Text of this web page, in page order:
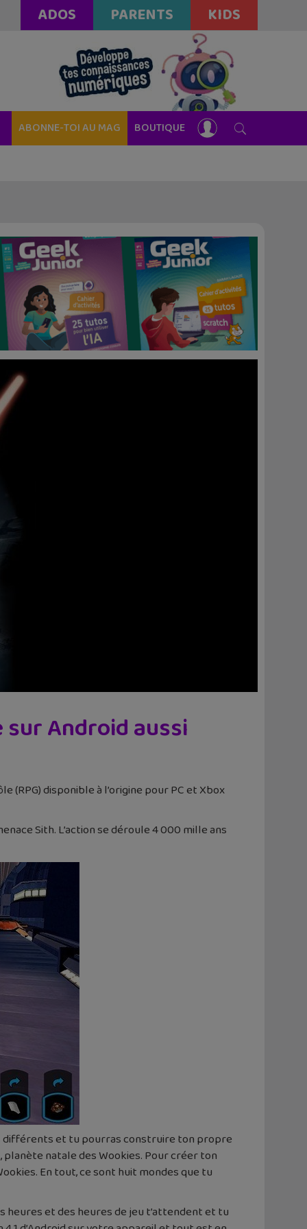
ADOS PARENTS KIDS
ABONNE-TOI AU MAG BOUTIQUE
Android aussi
(RPG) disponible à l’origine pour PC et Xbox
Sith. L’action se déroule 4 000 mille ans
différents et tu pourras construire ton propre
natale des Wookies. Pour créer ton
En tout, ce sont huit mondes que tu
heures et des heures de jeu t’attendent et tu